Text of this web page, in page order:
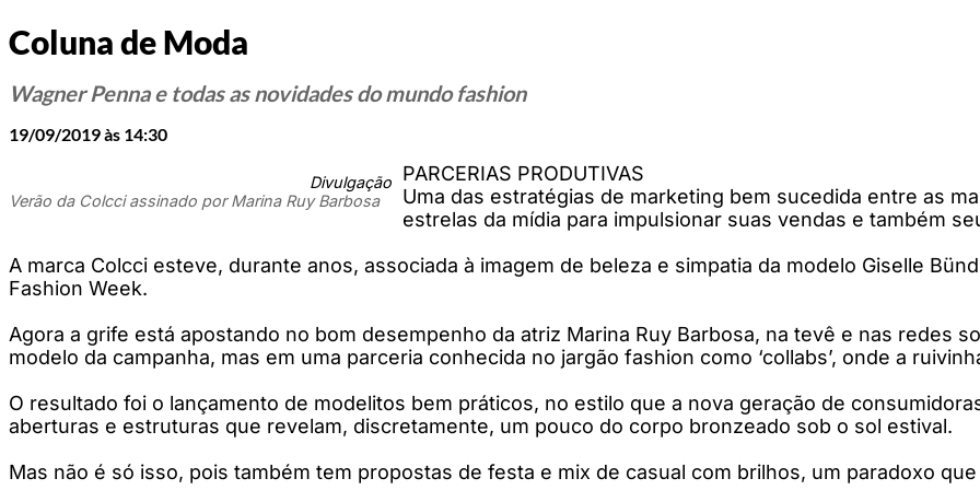
Coluna de Moda
Wagner Penna e todas as novidades do mundo fashion
19/09/2019 às 14:30
Divulgação
Verão da Colcci assinado por Marina Ruy Barbosa
PARCERIAS PRODUTIVAS
Uma das estratégias de marketing bem sucedida entre as
estrelas da mídia para impulsionar suas vendas e também
A marca Colcci esteve, durante anos, associada à imagem de beleza e simpatia da modelo Giselle
Fashion Week.
Agora a grife está apostando no bom desempenho da atriz Marina Ruy Barbosa, na tevê e nas redes
modelo da campanha, mas em uma parceria conhecida no jargão fashion como ‘collabs’, onde a
O resultado foi o lançamento de modelitos bem práticos, no estilo que a nova geração de
aberturas e estruturas que revelam, discretamente, um pouco do corpo bronzeado sob o sol estival.
Mas não é só isso, pois também tem propostas de festa e mix de casual com brilhos, um paradoxo